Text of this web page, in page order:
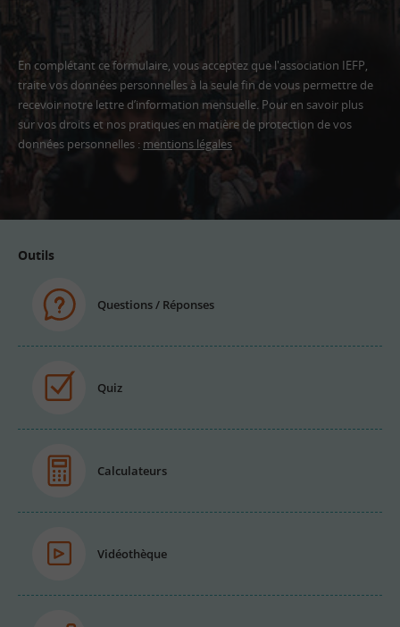
En complétant ce formulaire, vous acceptez que l'association IEFP,
traite vos données personnelles à la seule fin de vous permettre de
recevoir notre lettre d’information mensuelle. Pour en savoir plus
sur vos droits et nos pratiques en matière de protection de vos
données personnelles : mentions légales
Adresse
Outils
Questions / Réponses
Quiz
Calculateurs
Vidéothèque